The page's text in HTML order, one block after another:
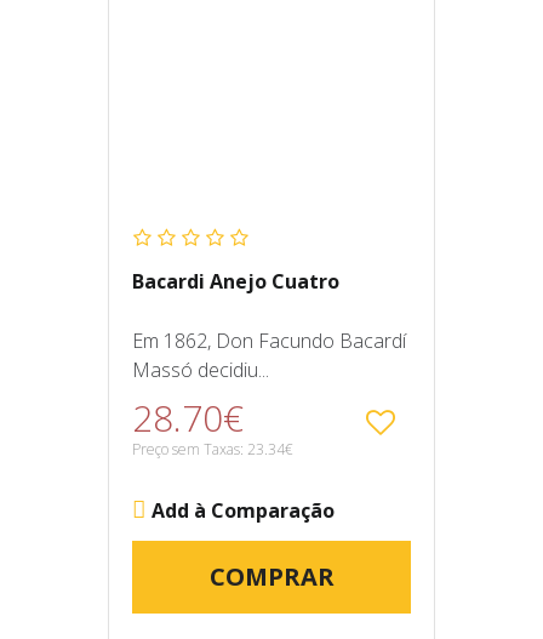
Bacardi Anejo Cuatro
Em 1862, Don Facundo Bacardí
Massó decidiu...
28.70€
Preço sem Taxas: 23.34€
Add à Comparação
COMPRAR